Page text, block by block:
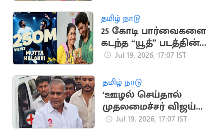
தமிழ் நாடு
25 கோடி பார்வைகளை
கடந்த “யூத்” படத்தின்
“முட்ட கலக்கி” பாடல்
Jul 19, 2026, 17:07 IST
தமிழ் நாடு
‘ஊழல் செய்தால்
முதலமைச்சர் விஜய்
நீக்கிவிடுவார்’..
Jul 19, 2026, 17:07 IST